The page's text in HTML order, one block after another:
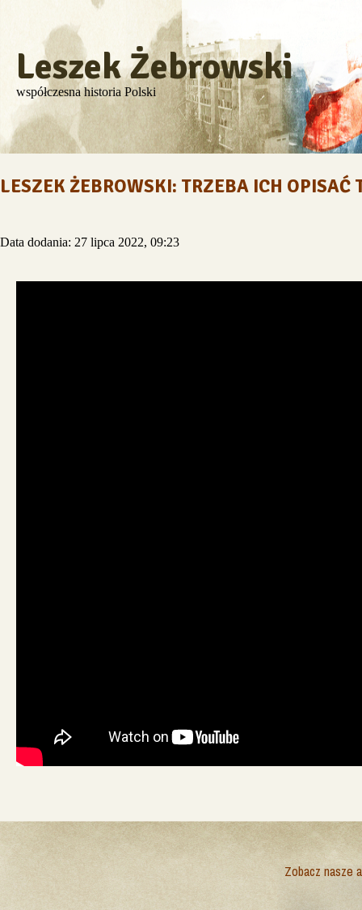
Leszek Żebrowski
współczesna historia Polski
LESZEK ŻEBROWSKI: TRZEBA ICH
Data dodania: 27 lipca 2022, 09:23
Zobacz nasze